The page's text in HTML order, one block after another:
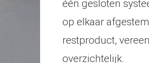
één gesloten
op elkaar
restproduct,
overzichtelijk.